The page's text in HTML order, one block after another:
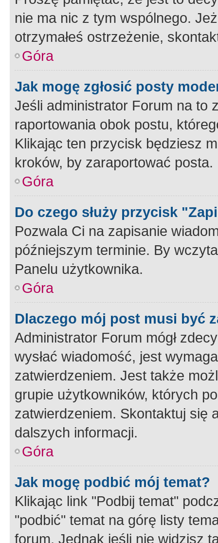
nie ma nic z tym wspólnego.
otrzymałeś ostrzeżenie,
Góra
Jak mogę zgłosić posty
Jeśli administrator Forum na to
raportowania obok postu,
Klikając ten przycisk będziesz
kroków, by zaraportować posta.
Góra
Do czego służy przycisk
Pozwala Ci na zapisanie
późniejszym terminie. By
Panelu użytkownika.
Góra
Dlaczego mój post musi być
Administrator Forum mógł
wysłać wiadomość, jest
zatwierdzeniem. Jest także
grupie użytkowników, których
zatwierdzeniem. Skontaktuj się
dalszych informacji.
Góra
Jak mogę podbić mój temat?
Klikając link "Podbij temat"
"podbić" temat na górę listy
forum. Jednak jeśli nie widzisz